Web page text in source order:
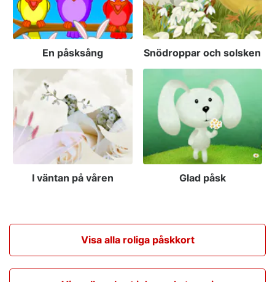
En påsksång Snödroppar och solsken
I väntan på våren Glad påsk
Visa alla roliga påskkort